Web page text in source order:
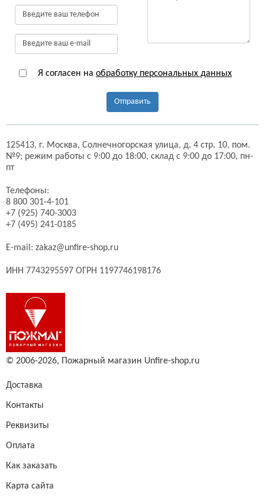
Я согласен на обработку персональных данных
Отправить
125413, г. Москва, Солнечногорская улица, д. 4 стр. 10, пом.
№9; режим работы с 9:00 до 18:00, склад с 9:00 до 17:00, пн-
пт
Телефоны:
8 800 301-4-101
+7 (925) 740-3003
+7 (495) 241-0185
E-mail: zakaz@unfire-shop.ru
ИНН 7743295597 ОГРН 1197746198176
© 2006-2026, Пожарный магазин Unfire-shop.ru
Доставка
Контакты
Реквизиты
Оплата
Как заказать
Карта сайта